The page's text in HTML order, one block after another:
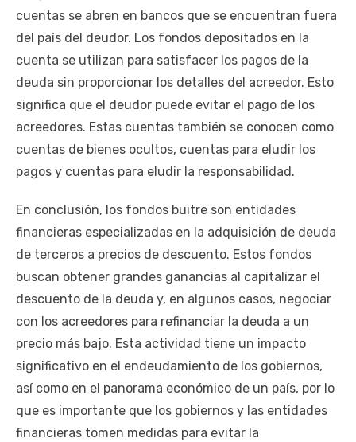
cuentas se abren en bancos que se encuentran fuera
del país del deudor. Los fondos depositados en la
cuenta se utilizan para satisfacer los pagos de la
deuda sin proporcionar los detalles del acreedor. Esto
significa que el deudor puede evitar el pago de los
acreedores. Estas cuentas también se conocen como
cuentas de bienes ocultos, cuentas para eludir los
pagos y cuentas para eludir la responsabilidad.
En conclusión, los fondos buitre son entidades
financieras especializadas en la adquisición de deuda
de terceros a precios de descuento. Estos fondos
buscan obtener grandes ganancias al capitalizar el
descuento de la deuda y, en algunos casos, negociar
con los acreedores para refinanciar la deuda a un
precio más bajo. Esta actividad tiene un impacto
significativo en el endeudamiento de los gobiernos,
así como en el panorama económico de un país, por lo
que es importante que los gobiernos y las entidades
financieras tomen medidas para evitar la